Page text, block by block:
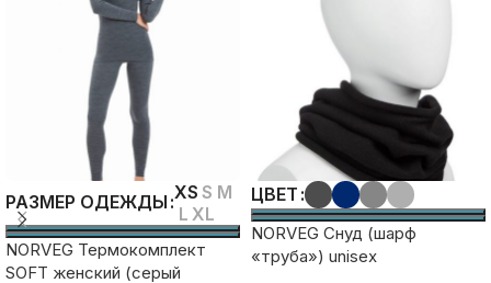
РАЗМЕР ОДЕЖДЫ XS S M
L XL
NORVEG Термокомплект
SOFT женский (серый
ЦВЕТ
NORVEG Снуд (шарф
«труба») unisex